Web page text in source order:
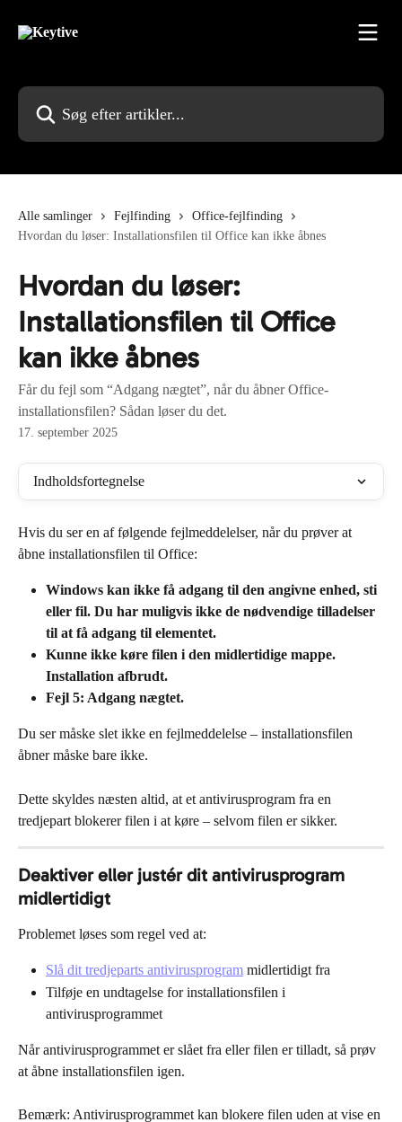
Søg efter artikler...
Alle samlinger Fejlfinding
Office-fejlfinding
Hvordan du løser: Installationsfilen til Office kan ikke åbnes
Hvordan du løser:
Installationsfilen til Office
kan ikke åbnes
Får du fejl som “Adgang nægtet”, når du åbner Office-
installationsfilen? Sådan løser du det.
17. september 2025
Indholdsfortegnelse
Hvis du ser en af følgende fejlmeddelelser, når du prøver at
åbne installationsfilen til Office:
Windows kan ikke få adgang til den angivne enhed, sti
eller fil. Du har muligvis ikke de nødvendige tilladelser
til at få adgang til elementet.
Kunne ikke køre filen i den midlertidige mappe.
Installation afbrudt.
Fejl 5: Adgang nægtet.
Du ser måske slet ikke en fejlmeddelelse – installationsfilen
åbner måske bare ikke.
Dette skyldes næsten altid, at et antivirusprogram fra en
tredjepart blokerer filen i at køre – selvom filen er sikker.
Deaktiver eller justér dit antivirusprogram
midlertidigt
Problemet løses som regel ved at:
Slå dit tredjeparts antivirusprogram midlertidigt fra
Tilføje en undtagelse for installationsfilen i
antivirusprogrammet
Når antivirusprogrammet er slået fra eller filen er tilladt, så prøv
at åbne installationsfilen igen.
Bemærk: Antivirusprogrammet kan blokere filen uden at vise en